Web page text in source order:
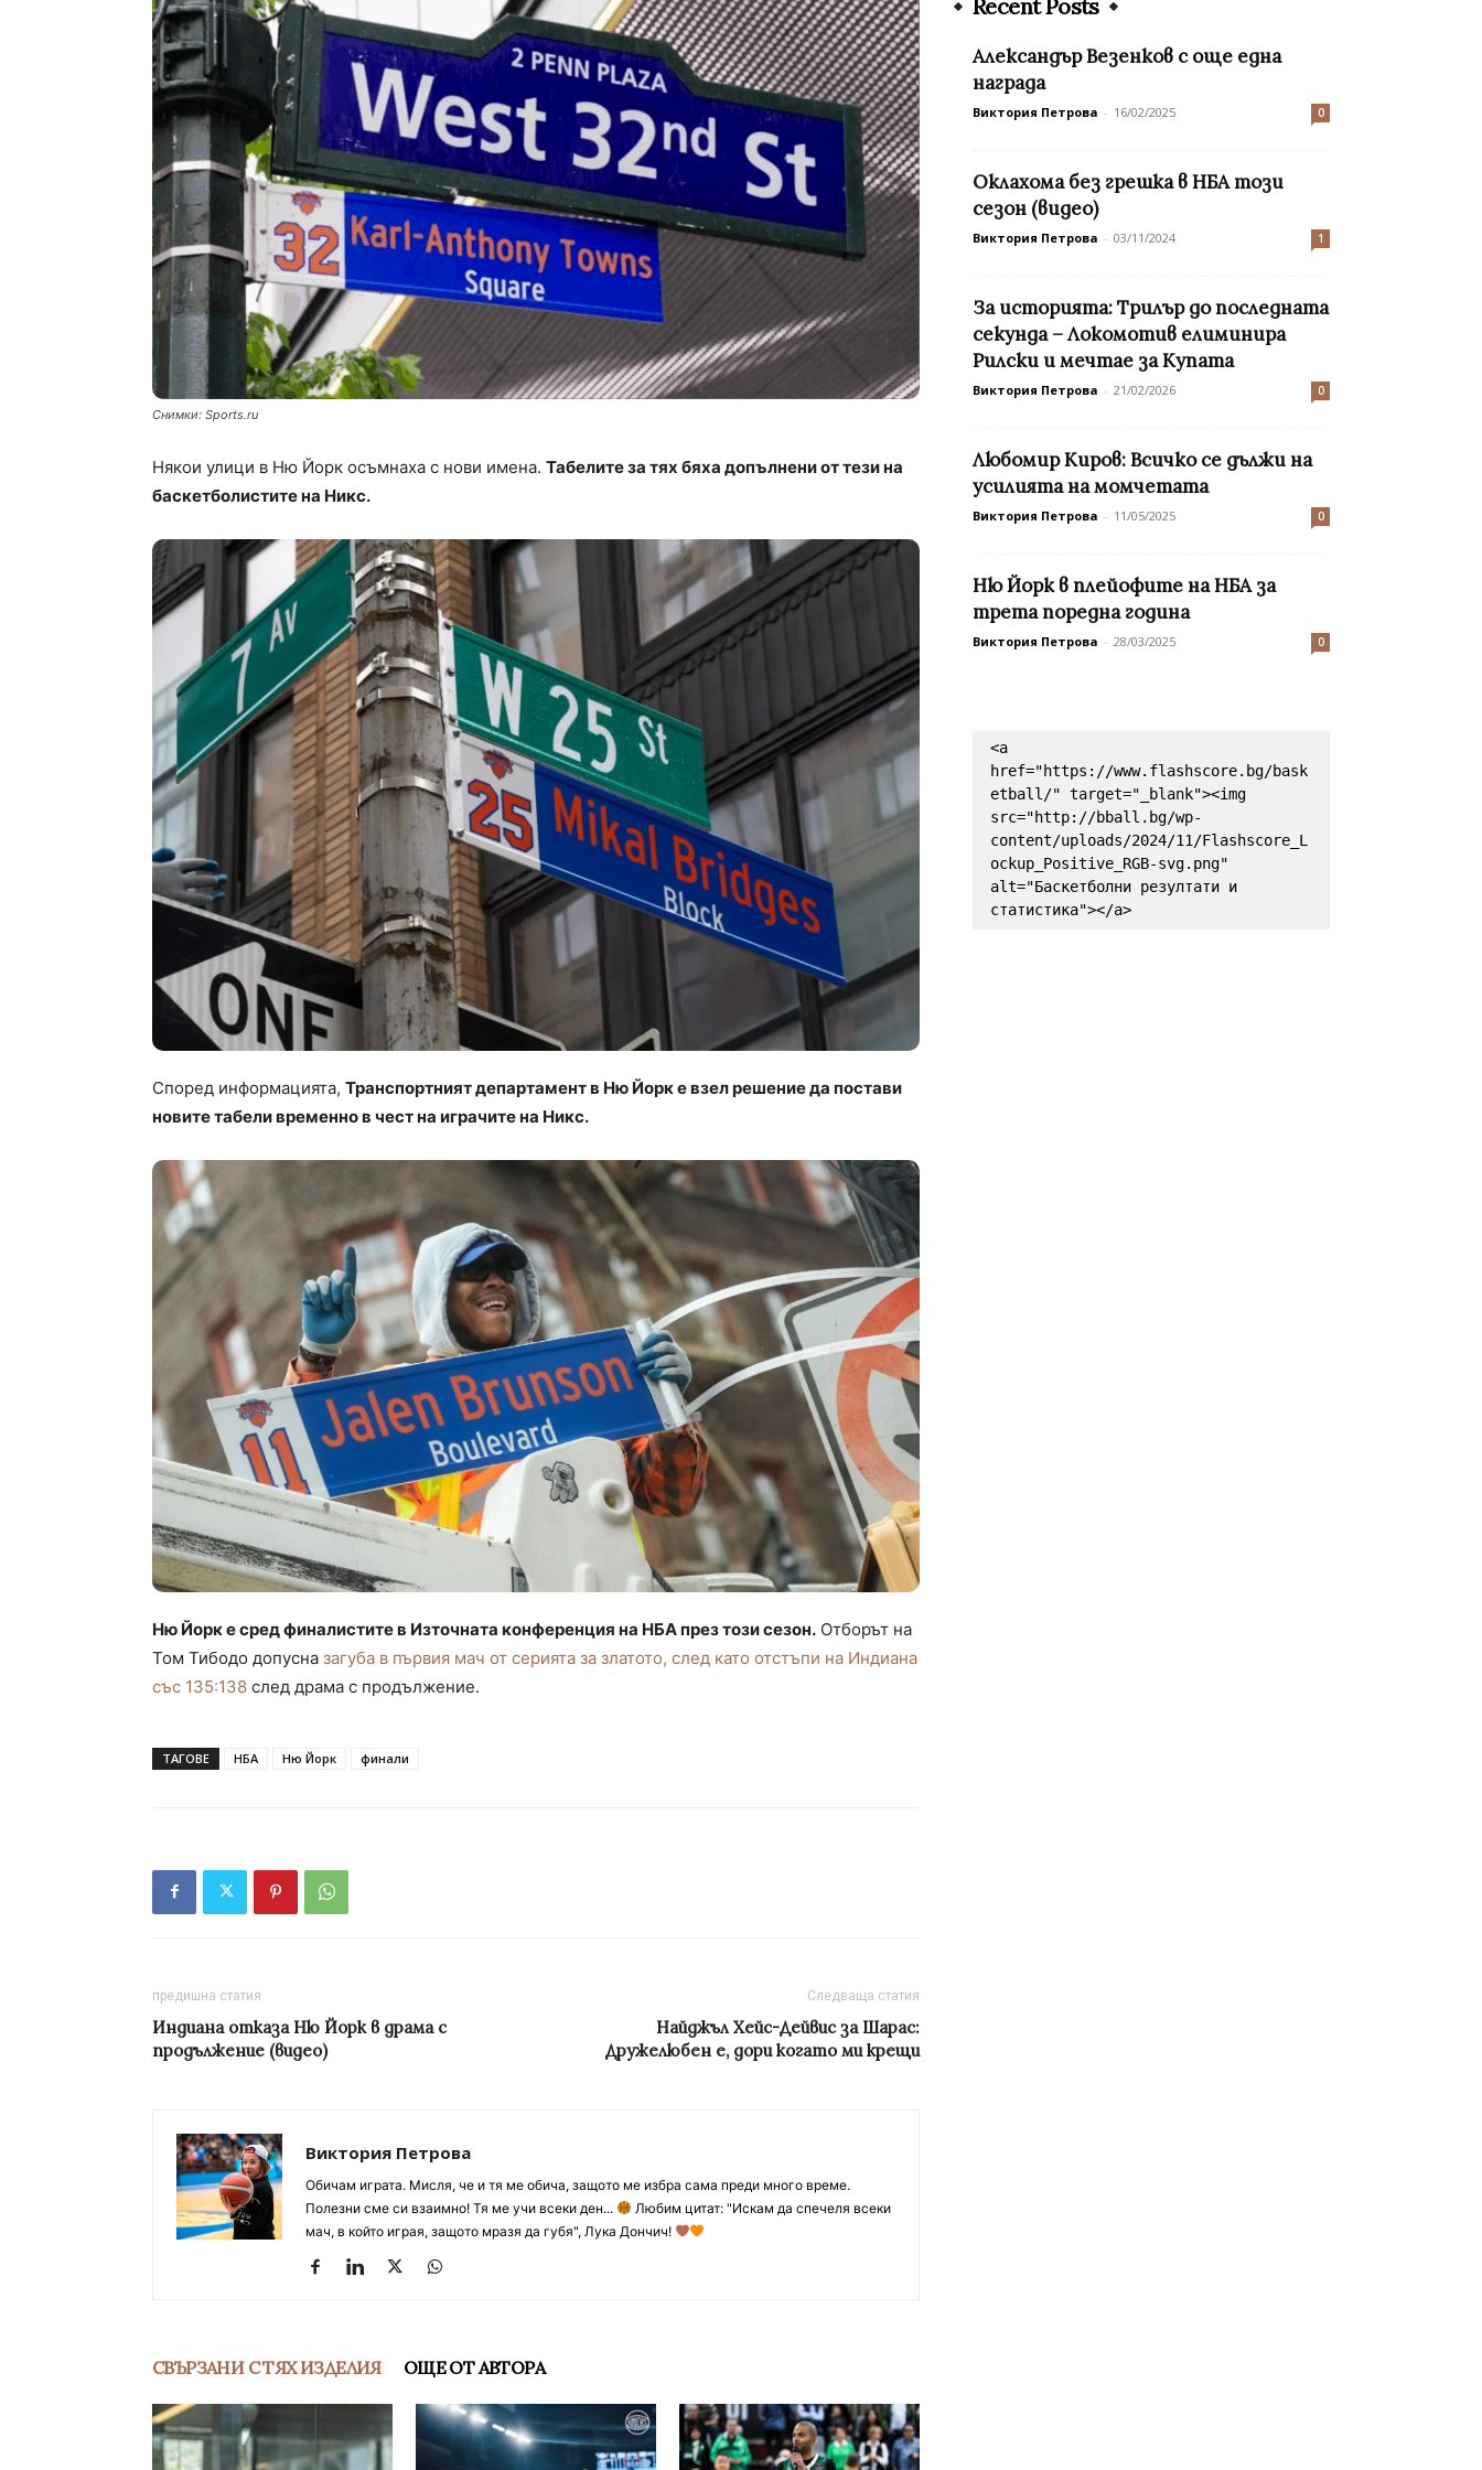
Снимки: Sports.ru
Някои улици в Ню Йорк осъмнаха с нови имена. Табелите за тях бяха допълнени от тези на
баскетболистите на Никс.
Според информацията, Транспортният департамент в Ню Йорк е взел решение да постави
новите табели временно в чест на играчите на Никс.
Ню Йорк е сред финалистите в Източната конференция на НБА през този сезон. Отборът на
Том Тибодо допусна загуба в първия мач от серията за златото, след като отстъпи на Индиана
със 135:138 след драма с продължение.
ТАГОВЕ НБА Ню Йорк финали
предишна статия
Индиана отказа Ню Йорк в драма с
продължение (видео)
Следваща статия
Найджъл Хейс-Дейвис за Шарас:
Дружелюбен е, дори когато ми крещи
Виктория Петрова
Обичам играта. Мисля, че и тя ме обича, защото ме избра сама преди много време.
Полезни сме си взаимно! Тя ме учи всеки ден...
Любим цитат: "Искам да спечеля всеки
мач, в който играя, защото мразя да губя", Лука Дончич!
СВЪРЗАНИ С ТЯХ ИЗДЕЛИЯ ОЩЕ ОТ АВТОРА
Recent Posts
Александър Везенков с още една
награда
Виктория Петрова - 16/02/2025 0
Оклахома без грешка в НБА този
сезон (видео)
Виктория Петрова - 03/11/2024 1
За историята: Трилър до последната
секунда – Локомотив елиминира
Рилски и мечтае за Купата
Виктория Петрова - 21/02/2026 0
Любомир Киров: Всичко се дължи на
усилията на момчетата
Виктория Петрова - 11/05/2025 0
Ню Йорк в плейофите на НБА за
трета поредна година
Виктория Петрова - 28/03/2025 0
<a
href="https://www.flashscore.bg/bask
etball/" target="_blank"><img
src="http://bball.bg/wp-
content/uploads/2024/11/Flashscore_L
ockup_Positive_RGB-svg.png"
alt="Баскетболни резултати и
статистика"></a>